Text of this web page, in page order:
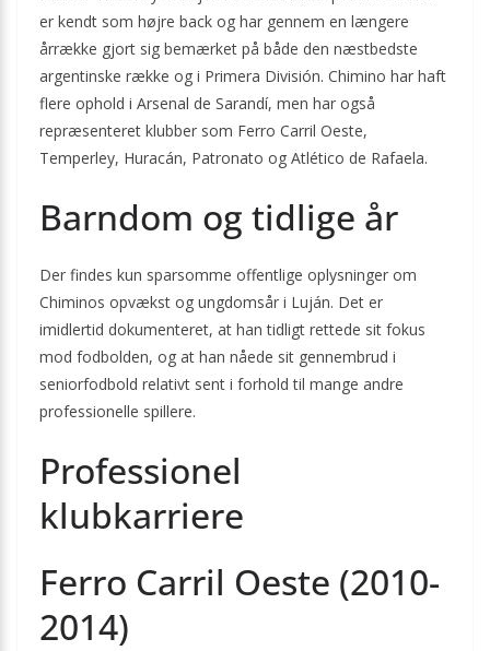
er kendt som højre back og har gennem en længere
årrække gjort sig bemærket på både den næstbedste
argentinske række og i Primera División. Chimino har haft
flere ophold i Arsenal de Sarandí, men har også
repræsenteret klubber som Ferro Carril Oeste,
Temperley, Huracán, Patronato og Atlético de Rafaela.
Barndom og tidlige år
Der findes kun sparsomme offentlige oplysninger om
Chiminos opvækst og ungdomsår i Luján. Det er
imidlertid dokumenteret, at han tidligt rettede sit fokus
mod fodbolden, og at han nåede sit gennembrud i
seniorfodbold relativt sent i forhold til mange andre
professionelle spillere.
Professionel
klubkarriere
Ferro Carril Oeste (2010-
2014)